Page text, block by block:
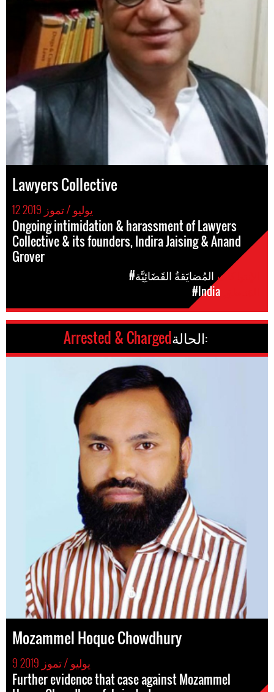
Lawyers Collective
12 يوليو / تموز 2019
Ongoing intimidation & harassment of Lawyers
Collective & its founders, Indira Jaising & Anand
Grover
#المُضايَقةُ القَضَائِيَّة
#India
الحالة: Arrested & Charged
Mozammel Hoque Chowdhury
9 يوليو / تموز 2019
Further evidence that case against Mozammel